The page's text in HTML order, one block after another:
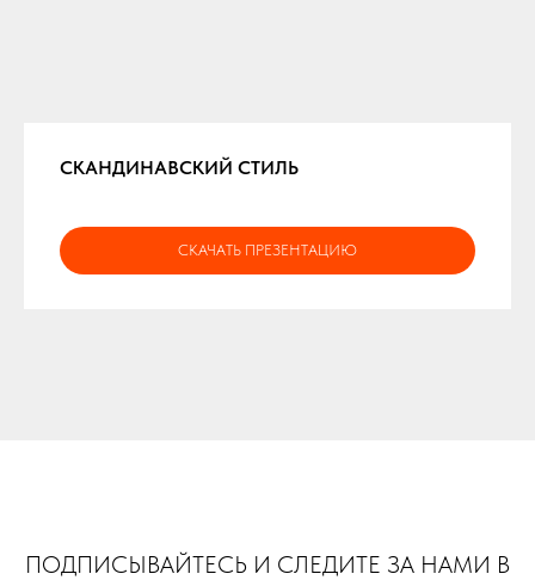
СКАНДИНАВСКИЙ СТИЛЬ
СКАЧАТЬ ПРЕЗЕНТАЦИЮ
ПОДПИСЫВАЙТЕСЬ И СЛЕДИТЕ ЗА НАМИ В